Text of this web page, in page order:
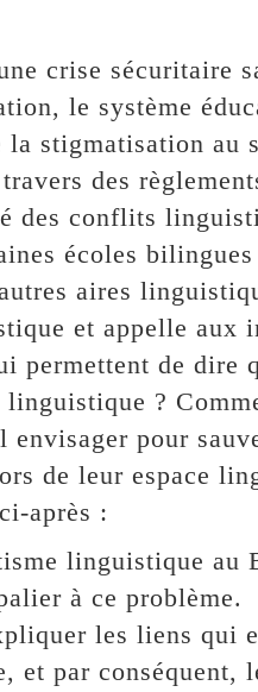
crise sécuritaire
le système
stigmatisation au
des
des conflits
écoles
aires
et appelle aux
permettent de dire
?
pour
de leur espace
après :
linguistique au
à ce problème.
les liens qui
par conséquent,